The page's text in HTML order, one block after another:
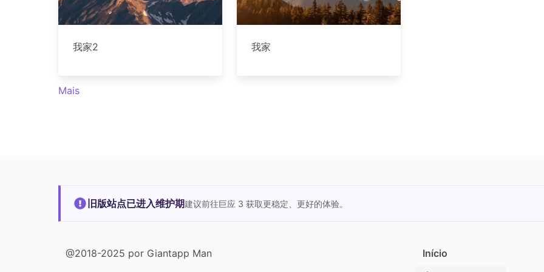
我家2 我家
Mais
旧版站点已进入维护期建议前往巨应 3 获取更稳定、更好的体验。
@2018-2025 por Giantapp Man
Início